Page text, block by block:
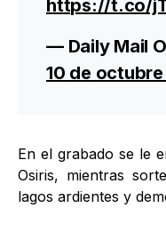
https://t.co/
— Daily Mail
10 de octubre
En el grabado se le
Osiris, mientras
lagos ardientes y